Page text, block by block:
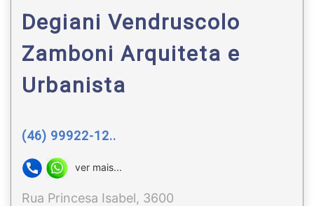
Degiani Vendruscolo
Zamboni Arquiteta e
Urbanista
(46) 99922-12..
ver mais...
Rua Princesa Isabel, 3600